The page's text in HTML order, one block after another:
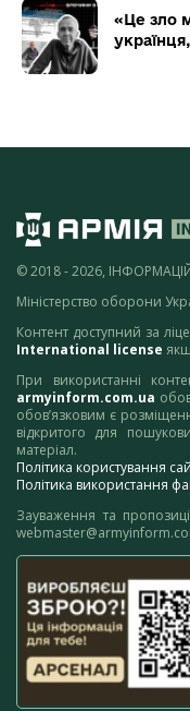
«Це зло
© 2018 - 2026,
Міністерство оборони
Контент доступний за
International license
При використанні
armyinform.com.ua
обов’язковим є
відкритого для
матеріал.
Політика користування
Політика використання
Зауваження та